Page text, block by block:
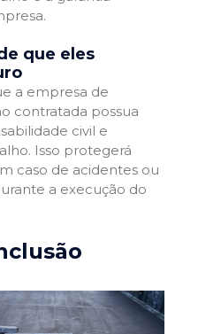
que eles
a empresa de
contratada possua
civil e
Isso protegerá
caso de acidentes ou
a execução do